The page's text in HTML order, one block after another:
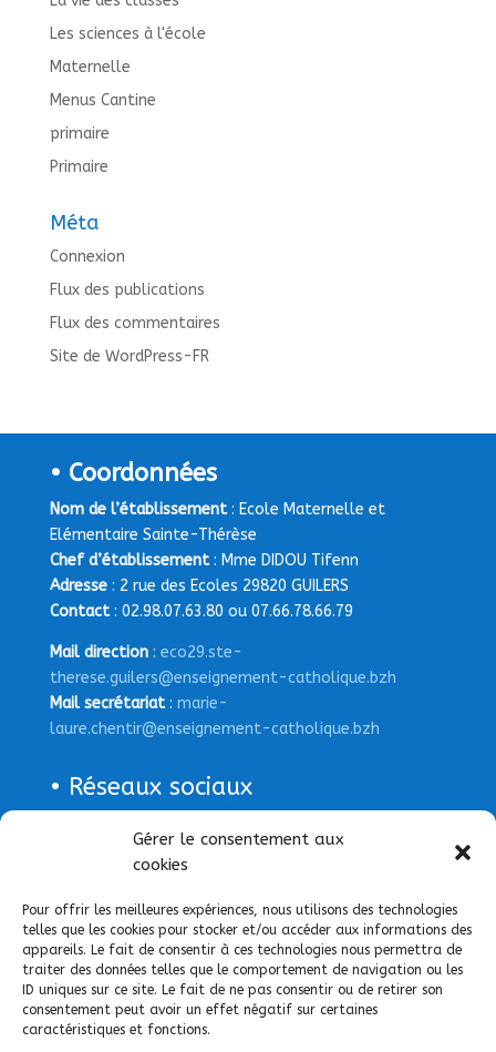
Gérer le consentement aux
cookies
Pour offrir les meilleures expériences, nous utilisons des technologies
telles que les cookies pour stocker et/ou accéder aux informations des
appareils. Le fait de consentir à ces technologies nous permettra de
traiter des données telles que le comportement de navigation ou les
ID uniques sur ce site. Le fait de ne pas consentir ou de retirer son
consentement peut avoir un effet négatif sur certaines
caractéristiques et fonctions.
Les sciences à l'école
Maternelle
Menus Cantine
primaire
Primaire
Méta
Connexion
Flux des publications
Flux des commentaires
Site de WordPress-FR
• Coordonnées
Nom de l’établissement: Ecole Maternelle et
Elémentaire Sainte-Thérèse
Chef d’établissement: Mme DIDOU Tifenn
Adresse: 2 rue des Ecoles 29820 GUILERS
Contact: 02.98.07.63.80 ou 07.66.78.66.79
Mail direction: eco29.ste-
therese.guilers@enseignement-catholique.bzh
Mail secrétariat: marie-
laure.chentir@enseignement-catholique.bzh
• Réseaux sociaux
Page Facebook